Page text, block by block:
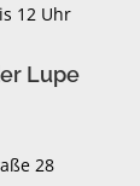
12 Uhr
Lupe
28